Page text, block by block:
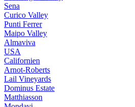
Sena
Curico Valley
Punti Ferrer
Maipo Valley
Almaviva
USA
Californien
Arnot-Roberts
Lail Vineyards
Dominus Estate
Matthiasson